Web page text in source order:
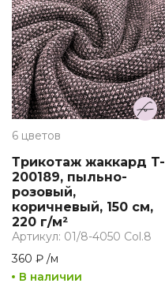
6 цветов
Трикотаж жаккард T-
200189, пыльно-
розовый,
коричневый, 150 см,
220 г/м²
Артикул: 01/8-4050 Col.8
360 ₽ /м
В наличии